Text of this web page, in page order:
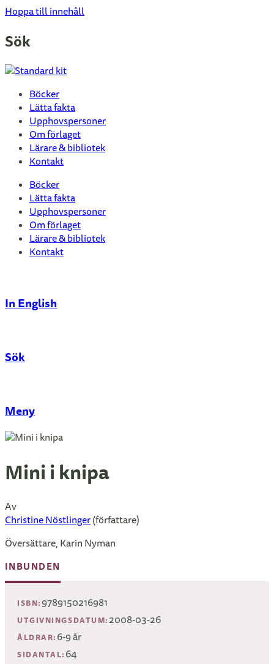
Hoppa till innehåll
Sök
Böcker
Lätta fakta
Upphovspersoner
Om förlaget
Lärare & bibliotek
Kontakt
Böcker
Lätta fakta
Upphovspersoner
Om förlaget
Lärare & bibliotek
Kontakt
In English
Sök
Stäng
Meny
Mini i knipa
Av
Christine Nöstlinger(författare)
Översättare, Karin Nyman
INBUNDEN
ISBN:9789150216981
UTGIVNINGSDATUM: 2008-03-26
ÅLDRAR: 6-9 år
SIDANTAL: 64